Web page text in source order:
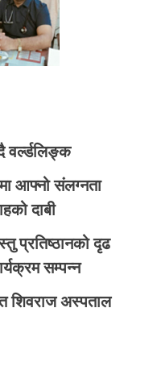
वर्ल्डलिङ्क
आफ्नो संलग्नता
दाबी
प्रतिष्ठानको दृढ
सम्पन्न
शिवराज अस्पताल